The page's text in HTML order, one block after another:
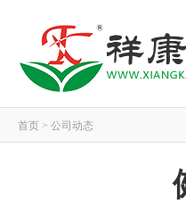
首页 > 公司动态